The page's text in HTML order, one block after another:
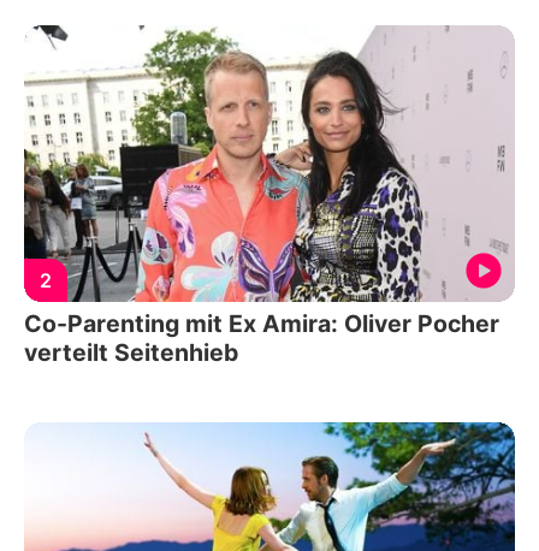
2
Co-Parenting mit Ex Amira: Oliver Pocher
verteilt Seitenhieb